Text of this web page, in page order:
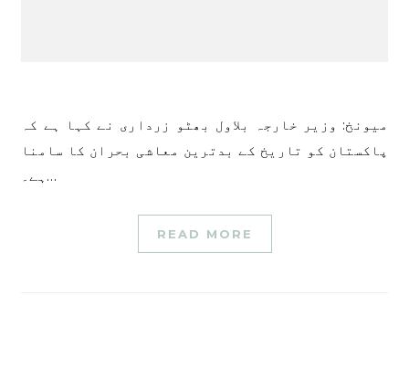
میونخ: وزیر خارجہ بلاول بھٹو زرداری نے کہا ہے کہ
پاکستان کو تاریخ کے بدترین معاشی بحران کا سامنا
ہے۔…
READ MORE